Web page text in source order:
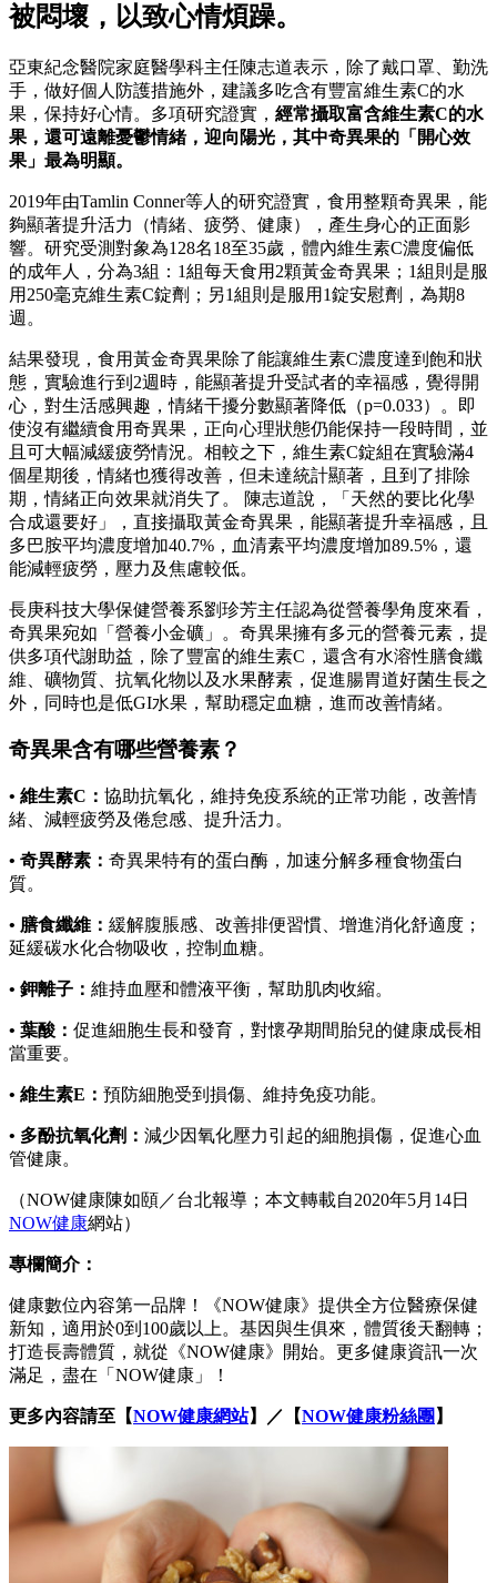
被悶壞，以致心情煩躁。
亞東紀念醫院家庭醫學科主任陳志道表示，除了戴口罩、勤洗
手，做好個人防護措施外，建議多吃含有豐富維生素C的水
果，保持好心情。多項研究證實， 經常攝取富含維生素C的水
果，還可遠離憂鬱情緒，迎向陽光，其中奇異果的「開心效
果」最為明顯。
2019年由Tamlin Conner等人的研究證實，食用整顆奇異果，能
夠顯著提升活力（情緒、疲勞、健康），產生身心的正面影
響。研究受測對象為128名18至35歲，體內維生素C濃度偏低
的成年人，分為3組：1組每天食用2顆黃金奇異果；1組則是服
用250毫克維生素C錠劑；另1組則是服用1錠安慰劑，為期8
週。
結果發現，食用黃金奇異果除了能讓維生素C濃度達到飽和狀
態，實驗進行到2週時，能顯著提升受試者的幸福感，覺得開
心，對生活感興趣，情緒干擾分數顯著降低（p=0.033）。即
使沒有繼續食用奇異果，正向心理狀態仍能保持一段時間，並
且可大幅減緩疲勞情況。相較之下，維生素C錠組在實驗滿4
個星期後，情緒也獲得改善，但未達統計顯著，且到了排除
期，情緒正向效果就消失了。 陳志道說，「天然的要比化學
合成還要好」，直接攝取黃金奇異果，能顯著提升幸福感，且
多巴胺平均濃度增加40.7%，血清素平均濃度增加89.5%，還
能減輕疲勞，壓力及焦慮較低。
長庚科技大學保健營養系劉珍芳主任認為從營養學角度來看，
奇異果宛如「營養小金礦」。奇異果擁有多元的營養元素，提
供多項代謝助益，除了豐富的維生素C，還含有水溶性膳食纖
維、礦物質、抗氧化物以及水果酵素，促進腸胃道好菌生長之
外，同時也是低GI水果，幫助穩定血糖，進而改善情緒。
奇異果含有哪些營養素？
• 維生素C： 協助抗氧化，維持免疫系統的正常功能，改善情
緒、減輕疲勞及倦怠感、提升活力。
• 奇異酵素： 奇異果特有的蛋白酶，加速分解多種食物蛋白
質。
• 膳食纖維： 緩解腹脹感、改善排便習慣、增進消化舒適度；
延緩碳水化合物吸收，控制血糖。
• 鉀離子： 維持血壓和體液平衡，幫助肌肉收縮。
• 葉酸： 促進細胞生長和發育，對懷孕期間胎兒的健康成長相
當重要。
• 維生素E ： 預防細胞受到損傷、維持免疫功能。
• 多酚抗氧化劑： 減少因氧化壓力引起的細胞損傷，促進心血
管健康。
（NOW健康陳如頤／台北報導；本文轉載自2020年5月14日
NOW健康網站）
專欄簡介：
健康數位內容第一品牌！《NOW健康》提供全方位醫療保健
新知，適用於0到100歲以上。基因與生俱來，體質後天翻轉；
打造長壽體質，就從《NOW健康》開始。更多健康資訊一次
滿足，盡在「NOW健康」！
更多內容請至【NOW健康網站】／【NOW健康粉絲團 】